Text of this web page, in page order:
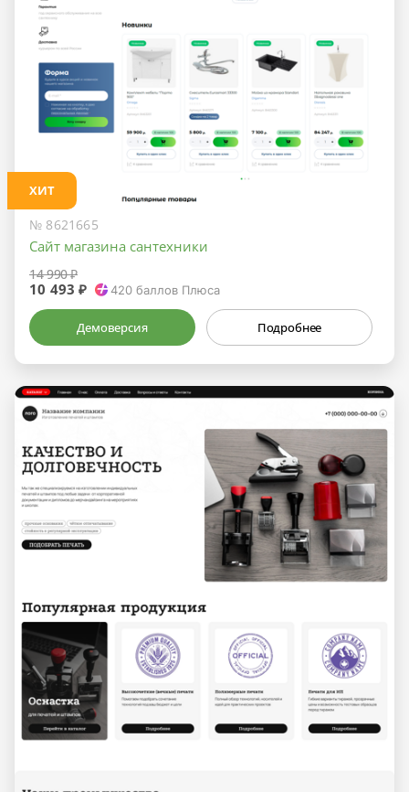
ХИТ
№ 8621665
Сайт магазина сантехники
14 990 ₽
10 493 ₽ 420баллов Плюса
Демоверсия Подробнее